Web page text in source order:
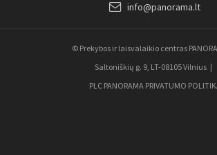
info@panorama.lt
© Prekybos ir laisvalaikio centras
Saltoniškių g. 9, LT-08105 Vilnius
PLC PANORAMA PRIVATUMO